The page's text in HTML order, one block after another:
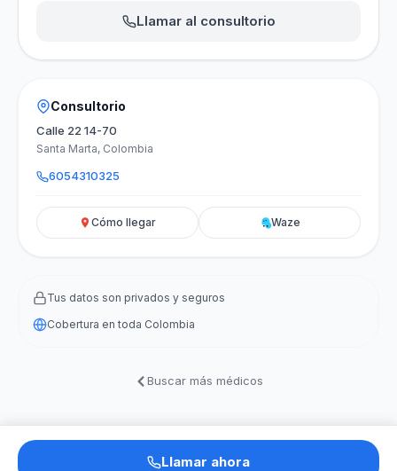
Llamar al consultorio
Consultorio
Calle 22 14-70
Santa Marta, Colombia
6054310325
Cómo llegar Waze
Tus datos son privados y seguros
Cobertura en toda Colombia
Buscar más médicos
Llamar ahora